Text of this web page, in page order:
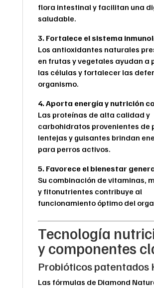
flora intestinal y facilitan una
saludable.
3. Fortalece el sistema
Los antioxidantes naturales
en frutas y vegetales ayudan a
las células y fortalecer las
organismo.
4. Aporta energía y nutrición
Las proteínas de alta calidad y
carbohidratos provenientes de
lentejas y guisantes brindan
para perros activos.
5. Favorece el bienestar
Su combinación de vitaminas,
y fitonutrientes contribuye al
funcionamiento óptimo del
Tecnología
y componentes
Probióticos patentados
Las fórmulas de Diamond